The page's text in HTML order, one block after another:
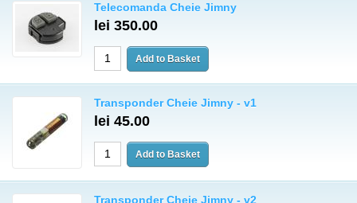
Telecomanda Cheie Jimny
lei 350.00
Transponder Cheie Jimny - v1
lei 45.00
Transponder Cheie Jimny - v2